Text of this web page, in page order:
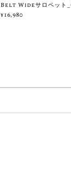
Belt Wideサロペット
¥16,980